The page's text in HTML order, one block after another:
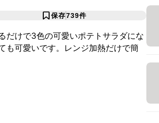
保存739件
だけで3色の可愛いポテトサラダにな
も可愛いです。レンジ加熱だけで簡